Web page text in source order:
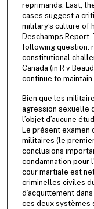
reprimands. Last,
cases suggest a
military’s culture of
Deschamps
following question:
constitutional
Canada (in R v
continue to
Bien que les
agression sexuelle
l’objet d’aucune
Le présent examen
militaires (le
conclusions
condamnation pour
cour martiale est
criminelles civiles
d’acquittement
ces deux systèmes